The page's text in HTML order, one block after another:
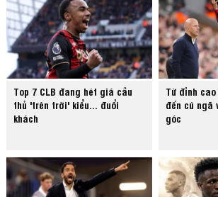
Top 7 CLB đang hét giá cầu
thủ 'trên trời' kiểu... đuổi
khách
Từ đỉnh
đến cú ngã
góc